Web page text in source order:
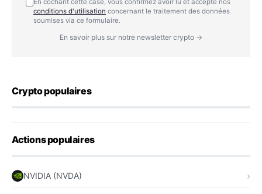
conditions d'utilisation concernant le traitement des données
soumises via ce formulaire.
En savoir plus sur notre newsletter crypto →
Crypto populaires
Actions populaires
NVIDIA (NVDA)